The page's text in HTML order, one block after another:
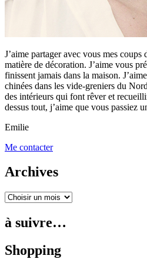
J’aime partager avec vous mes coups
matière de décoration. J’aime vous
finissent jamais dans la maison.
chinées dans les vide-greniers du
des intérieurs qui font rêver et
dessus tout, j’aime que vous passiez
Emilie
Me contacter
Archives
à suivre…
Shopping